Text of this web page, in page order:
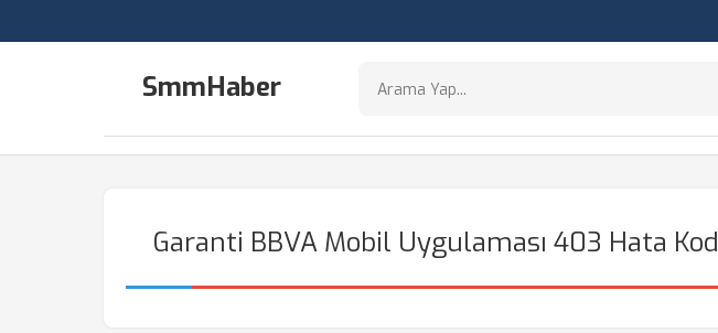
SmmHaber
Garanti BBVA Mobil Uygulaması 403 Hata